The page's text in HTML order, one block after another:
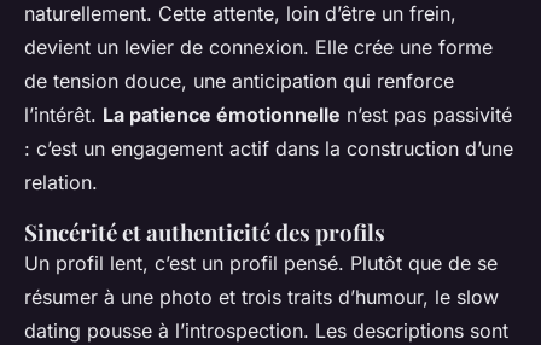
naturellement. Cette attente, loin d’être un frein,
devient un levier de connexion. Elle crée une forme
de tension douce, une anticipation qui renforce
l’intérêt. La patience émotionnelle n’est pas passivité
: c’est un engagement actif dans la construction d’une
relation.
Sincérité et authenticité des profils
Un profil lent, c’est un profil pensé. Plutôt que de se
résumer à une photo et trois traits d’humour, le slow
dating pousse à l’introspection. Les descriptions sont